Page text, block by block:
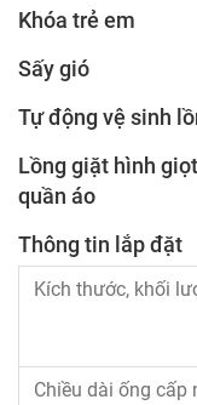
Khóa trẻ em
Sấy gió
Tự động vệ sinh
Lồng giặt hình
quần áo
Thông tin lắp đặt
Kích thước, khối
Chiều dài ống cấp